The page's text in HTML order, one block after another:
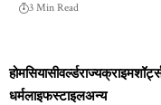
3 Min Read
होमसियासीवर्ल्डराज्यक्राइम
धर्मलाइफस्टाइलअन्य